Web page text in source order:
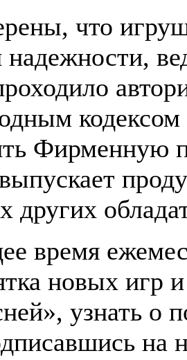
что
надежности,
кодексом
Фирменную
других
время
новых игр
узнать о
на